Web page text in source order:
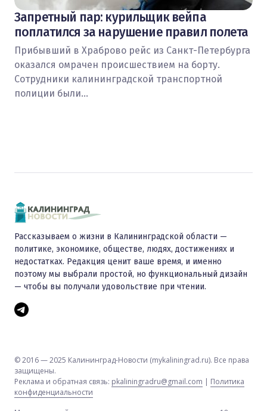
Запретный пар: курильщик вейпа
поплатился за нарушение правил полета
Прибывший в Храброво рейс из Санкт-Петербурга
оказался омрачен происшествием на борту.
Сотрудники калининградской транспортной
полиции были…
Рассказываем о жизни в Калининградской области —
политике, экономике, обществе, людях, достижениях и
недостатках. Редакция ценит ваше время, и именно
поэтому мы выбрали простой, но функциональный дизайн
— чтобы вы получали удовольствие при чтении.
© 2016 — 2025 Калининград-Новости (mykaliningrad.ru). Все права
защищены.
Реклама и обратная связь: pkaliningradru@gmail.com | Политика
конфиденциальности